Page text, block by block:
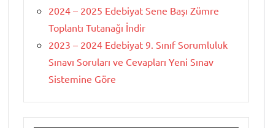
2024 – 2025 Edebiyat Sene Başı Zümre
Toplantı Tutanağı İndir
2023 – 2024 Edebiyat 9. Sınıf Sorumluluk
Sınavı Soruları ve Cevapları Yeni Sınav
Sistemine Göre